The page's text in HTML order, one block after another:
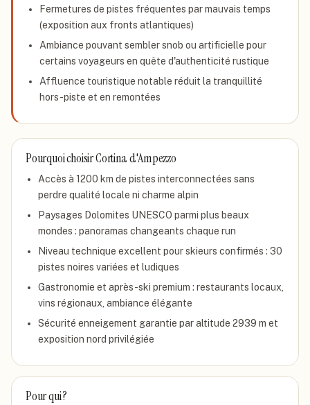
Fermetures de pistes fréquentes par mauvais temps
(exposition aux fronts atlantiques)
Ambiance pouvant sembler snob ou artificielle pour
certains voyageurs en quête d'authenticité rustique
Affluence touristique notable réduit la tranquillité
hors-piste et en remontées
Pourquoi choisirCortina d'Ampezzo
Accès à 1200 km de pistes interconnectées sans
perdre qualité locale ni charme alpin
Paysages Dolomites UNESCO parmi plus beaux
mondes : panoramas changeants chaque run
Niveau technique excellent pour skieurs confirmés : 30
pistes noires variées et ludiques
Gastronomie et après-ski premium : restaurants locaux,
vins régionaux, ambiance élégante
Sécurité enneigement garantie par altitude 2939 m et
exposition nord privilégiée
Pour qui ?